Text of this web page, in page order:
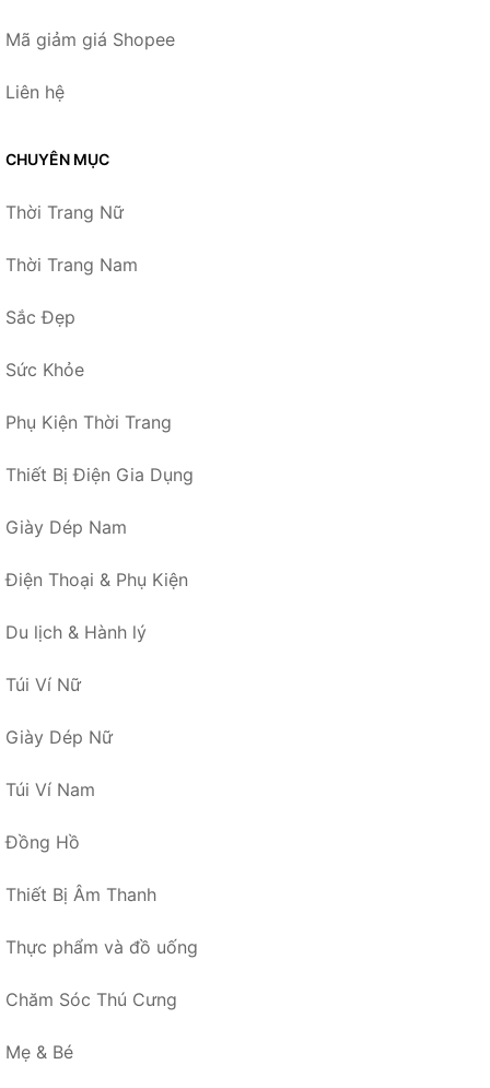
Mã giảm giá Shopee
Liên hệ
CHUYÊN MỤC
Thời Trang Nữ
Thời Trang Nam
Sắc Đẹp
Sức Khỏe
Phụ Kiện Thời Trang
Thiết Bị Điện Gia Dụng
Giày Dép Nam
Điện Thoại & Phụ Kiện
Du lịch & Hành lý
Túi Ví Nữ
Giày Dép Nữ
Túi Ví Nam
Đồng Hồ
Thiết Bị Âm Thanh
Thực phẩm và đồ uống
Chăm Sóc Thú Cưng
Mẹ & Bé